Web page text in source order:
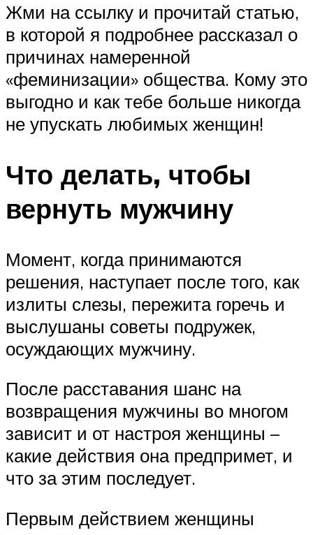
Жми на ссылку и прочитай статью,
в которой я подробнее рассказал о
причинах намеренной
«феминизации» общества. Кому это
выгодно и как тебе больше никогда
не упускать любимых женщин!
Что делать, чтобы
вернуть мужчину
Момент, когда принимаются
решения, наступает после того, как
излиты слезы, пережита горечь и
выслушаны советы подружек,
осуждающих мужчину.
После расставания шанс на
возвращения мужчины во многом
зависит и от настроя женщины –
какие действия она предпримет, и
что за этим последует.
Первым действием женщины